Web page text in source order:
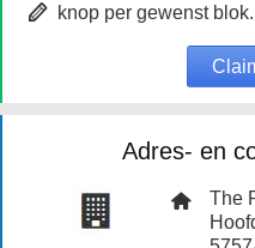
knop per gewenst blok.
Adres- en
The